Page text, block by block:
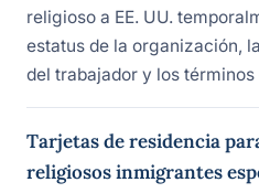
religioso a EE. UU.
estatus de la organización,
del trabajador y los términos
Tarjetas de residencia
religiosos inmigrantes